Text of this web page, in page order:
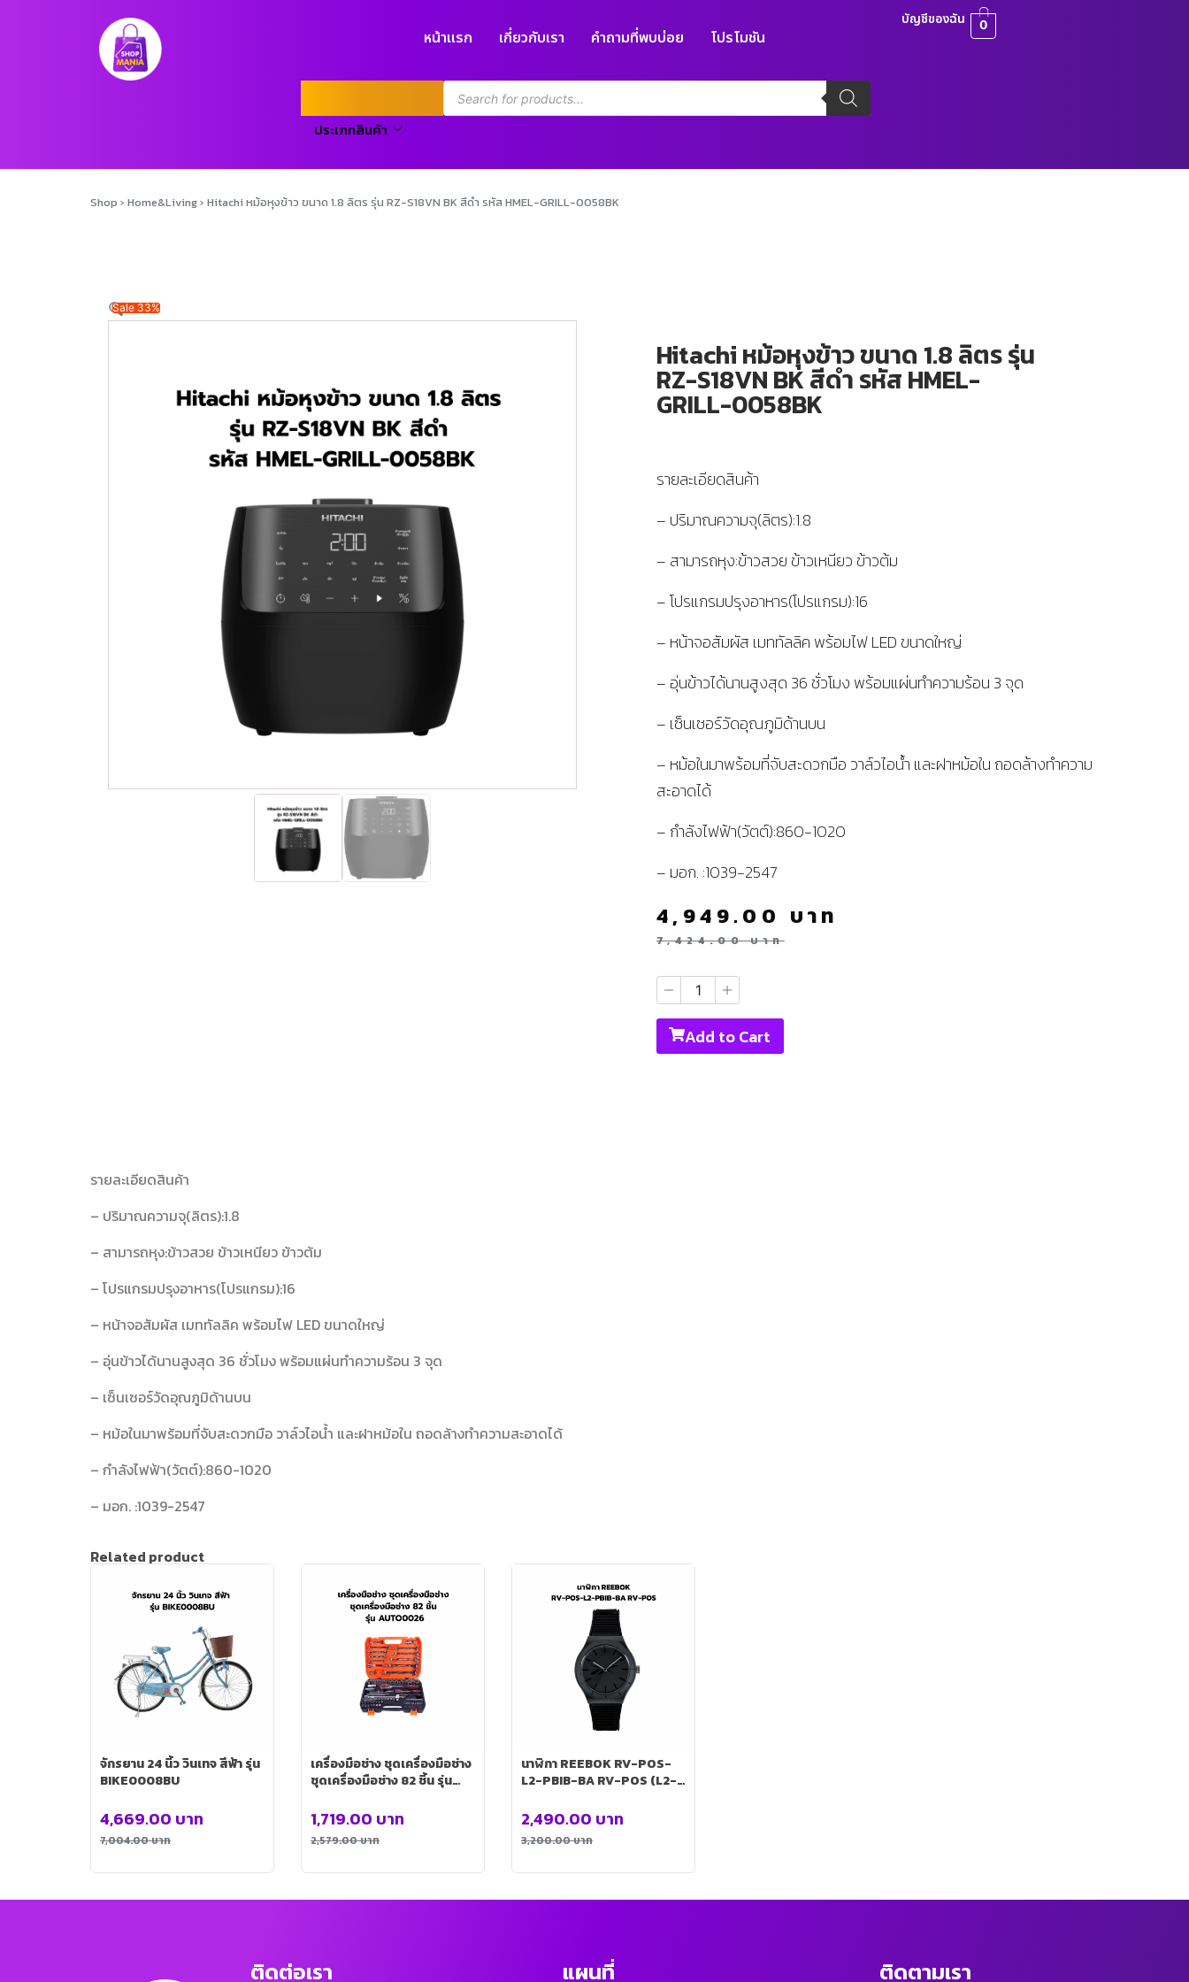
หน้าแรก เกี่ยวกับเรา คำถามที่พบบ่อย โปรโมชัน
ประเภทสินค้า
บัญชีของฉัน 0
Shop › Home&Living› Hitachi หม้อหุงข้าว ขนาด 1.8 ลิตร รุ่น RZ-S18VN BK สีดำ รหัส HMEL-GRILL-0058BK
Sale 33%
Hitachi หม้อหุงข้าว ขนาด 1.8 ลิตร รุ่น
RZ-S18VN BK สีดำ รหัส HMEL-
GRILL-0058BK
รายละเอียดสินค้า
– ปริมาณความจุ(ลิตร):1.8
– สามารถหุง:ข้าวสวย ข้าวเหนียว ข้าวต้ม
– โปรแกรมปรุงอาหาร(โปรแกรม):16
– หน้าจอสัมผัส เมททัลลิค พร้อมไฟ LED ขนาดใหญ่
– อุ่นข้าวได้นานสูงสุด 36 ชั่วโมง พร้อมแผ่นทำความร้อน 3 จุด
– เซ็นเซอร์วัดอุณภูมิด้านบน
– หม้อในมาพร้อมที่จับสะดวกมือ วาล์วไอน้ำ และฝาหม้อใน ถอดล้างทำความ
สะอาดได้
– กำลังไฟฟ้า(วัตต์):860-1020
– มอก. :1039-2547
7,424.00บาท
4,949.00 บาท
Add to Cart
รายละเอียดสินค้า
– ปริมาณความจุ(ลิตร):1.8
– สามารถหุง:ข้าวสวย ข้าวเหนียว ข้าวต้ม
– โปรแกรมปรุงอาหาร(โปรแกรม):16
– หน้าจอสัมผัส เมททัลลิค พร้อมไฟ LED ขนาดใหญ่
– อุ่นข้าวได้นานสูงสุด 36 ชั่วโมง พร้อมแผ่นทำความร้อน 3 จุด
– เซ็นเซอร์วัดอุณภูมิด้านบน
– หม้อในมาพร้อมที่จับสะดวกมือ วาล์วไอน้ำ และฝาหม้อใน ถอดล้างทำความสะอาดได้
– กำลังไฟฟ้า(วัตต์):860-1020
– มอก. :1039-2547
Related product
จักรยาน 24 นิ้ว วินเทจ สีฟ้า รุ่น
BIKE0008BU
7,004.00บาท
4,669.00 บาท
เครื่องมือช่าง ชุดเครื่องมือช่าง
ชุดเครื่องมือช่าง 82 ชิ้น รุ่น
2,579.00บาท
1,719.00 บาท
นาฬิกา REEBOK RV-POS-
L2-PBIB-BA RV-POS (L2-
PBIB-BA]
3,200.00บาท
2,490.00 บาท
ติดต่อเรา แผนที่ ติดตามเรา